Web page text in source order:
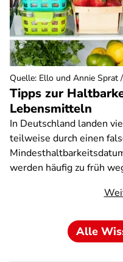
Tipps zur
Lebensmitteln
In Deutschland landen
teilweise durch einen
werden häufig zu früh
Quelle: Ello und Annie Sprat
Alle